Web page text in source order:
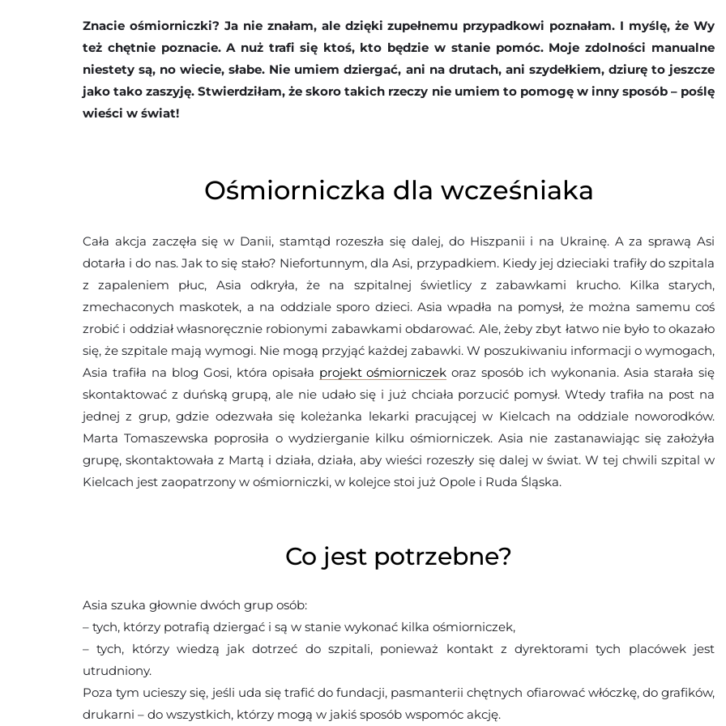
Znacie ośmiorniczki? Ja nie znałam, ale dzięki zupełnemu przypadkowi poznałam. I myślę, że Wy
też chętnie poznacie. A nuż trafi się ktoś, kto będzie w stanie pomóc. Moje zdolności manualne
niestety są, no wiecie, słabe. Nie umiem dziergać, ani na drutach, ani szydełkiem, dziurę to jeszcze
jako tako zaszyję. Stwierdziłam, że skoro takich rzeczy nie umiem to pomogę w inny sposób – poślę
wieści w świat!
Ośmiorniczka dla wcześniaka
Cała akcja zaczęła się w Danii, stamtąd rozeszła się dalej, do Hiszpanii i na Ukrainę. A za sprawą Asi
dotarła i do nas. Jak to się stało? Niefortunnym, dla Asi, przypadkiem. Kiedy jej dzieciaki trafiły do szpitala
z zapaleniem płuc, Asia odkryła, że na szpitalnej świetlicy z zabawkami krucho. Kilka starych,
zmechaconych maskotek, a na oddziale sporo dzieci. Asia wpadła na pomysł, że można samemu coś
zrobić i oddział własnoręcznie robionymi zabawkami obdarować. Ale, żeby zbyt łatwo nie było to okazało
się, że szpitale mają wymogi. Nie mogą przyjąć każdej zabawki. W poszukiwaniu informacji o wymogach,
Asia trafiła na blog Gosi, która opisała projekt ośmiorniczek oraz sposób ich wykonania. Asia starała się
skontaktować z duńską grupą, ale nie udało się i już chciała porzucić pomysł. Wtedy trafiła na post na
jednej z grup, gdzie odezwała się koleżanka lekarki pracującej w Kielcach na oddziale noworodków.
Marta Tomaszewska poprosiła o wydzierganie kilku ośmiorniczek. Asia nie zastanawiając się założyła
grupę, skontaktowała z Martą i działa, działa, aby wieści rozeszły się dalej w świat. W tej chwili szpital w
Kielcach jest zaopatrzony w ośmiorniczki, w kolejce stoi już Opole i Ruda Śląska.
Co jest potrzebne?
Asia szuka głownie dwóch grup osób:
– tych, którzy potrafią dziergać i są w stanie wykonać kilka ośmiorniczek,
– tych, którzy wiedzą jak dotrzeć do szpitali, ponieważ kontakt z dyrektorami tych placówek jest
utrudniony.
Poza tym ucieszy się, jeśli uda się trafić do fundacji, pasmanterii chętnych ofiarować włóczkę, do grafików,
drukarni – do wszystkich, którzy mogą w jakiś sposób wspomóc akcję.